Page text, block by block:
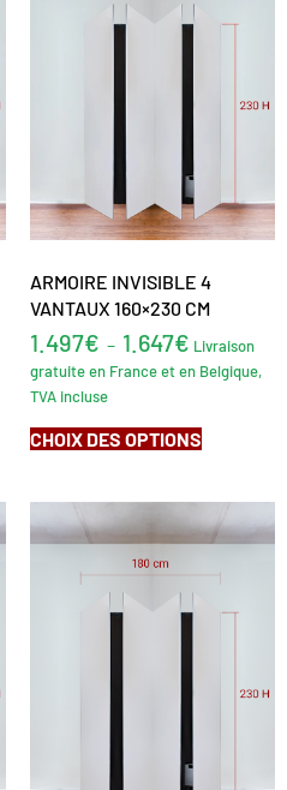
ARMOIRE INVISIBLE 4
VANTAUX 160×230 CM
1.497€ – 1.647€ Livraison
gratuite en France et en Belgique,
TVA incluse
CHOIX DES OPTIONS